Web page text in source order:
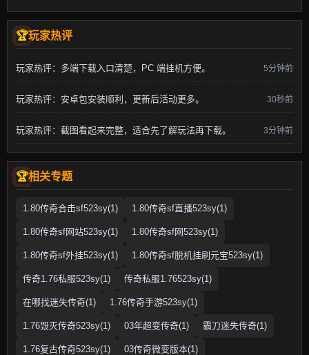
玩家热评
玩家热评：多端下载入口清楚，PC 端挂机方便。 5分钟前
玩家热评：安卓包安装顺利，更新后活动更多。 30秒前
玩家热评：截图看起来完整，适合先了解玩法再下载。 3分钟前
相关专题
1.80传奇合击sf523sy(1) 1.80传奇sf直播523sy(1)
1.80传奇sf网站523sy(1) 1.80传奇sf网523sy(1)
1.80传奇sf外挂523sy(1) 1.80传奇sf脱机挂刷元宝523sy(1)
传奇1.76私服523sy(1) 传奇私服1.76523sy(1)
在哪找迷失传奇(1) 1.76传奇手游523sy(1)
1.76毁灭传奇523sy(1) 03年超变传奇(1) 霸刀迷失传奇(1)
1.76复古传奇523sy(1) 03传奇微变版本(1)